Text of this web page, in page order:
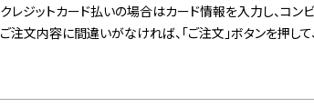
クレジットカード払いの場合はカード情報を入力し、コン
ご注文内容に間違いがなければ、「ご注文」ボタンを押して